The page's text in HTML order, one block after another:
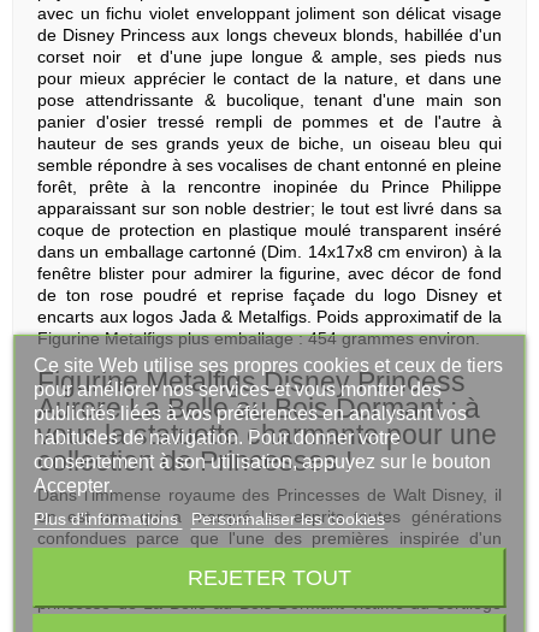
avec un fichu violet enveloppant joliment son délicat visage
de Disney Princess aux longs cheveux blonds, habillée d'un
corset noir et d'une jupe longue & ample, ses pieds nus
pour mieux apprécier le contact de la nature, et dans une
pose attendrissante & bucolique, tenant d'une main son
panier d'osier tressé rempli de pommes et de l'autre à
hauteur de ses grands yeux de biche, un oiseau bleu qui
semble répondre à ses vocalises de chant entonné en pleine
forêt, prête à la rencontre inopinée du Prince Philippe
apparaissant sur son noble destrier; le tout est livré dans sa
coque de protection en plastique moulé transparent inséré
dans un emballage cartonné (Dim. 14x17x8 cm environ) à la
fenêtre blister pour admirer la figurine, avec décor de fond
de ton rose poudré et reprise façade du logo Disney et
encarts aux logos Jada & Metalfigs. Poids approximatif de la
Figurine Metalfigs plus emballage : 454 grammes environ.
Figurine Metalfigs Disney Princess
Aurore La Belle au Bois Dormant : à
vous la statuette charmante pour une
collection de Princesses !
Dans l'immense royaume des Princesses de Walt Disney, il
en est une qui a marqué les esprits toutes générations
confondues parce que l'une des premières inspirée d'un
dans un film long métrage. Il s'agit d'Aurore, la discrète
princesse de La Belle au Bois Dormant victime du sortilège
Ce site Web utilise ses propres cookies et ceux de tiers
pour améliorer nos services et vous montrer des
publicités liées à vos préférences en analysant vos
habitudes de navigation. Pour donner votre
consentement à son utilisation, appuyez sur le bouton
Accepter.
Plus d'informations Personnaliser les cookies
REJETER TOUT